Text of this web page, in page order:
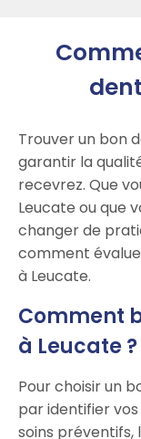
Trouver un bon
garantir la
recevrez. Que
Leucate ou que
changer de
comment
à Leucate.
Comment
à Leucate ?
Pour choisir un
par identifier
soins